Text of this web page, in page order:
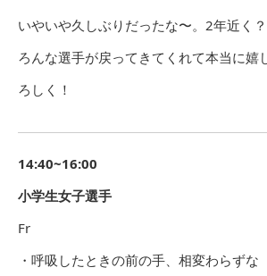
いやいや久しぶりだったな〜。2年近く
ろんな選手が戻ってきてくれて本当に嬉
ろしく！
14:40~16:00
小学生女子選手
Fr
・呼吸したときの前の手、相変わらずな